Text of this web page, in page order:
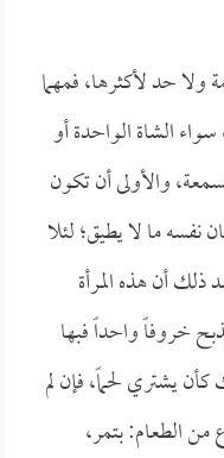
ولا حد لأكثرها، فمهما
الشاة الواحدة أو
والأولى أن تكون
ما لا يطيق؛ لئلا
أن هذه المرأة
خروفاً واحداً فبها
يشتري لحماً، فإن لم
من الطعام: بتمر،